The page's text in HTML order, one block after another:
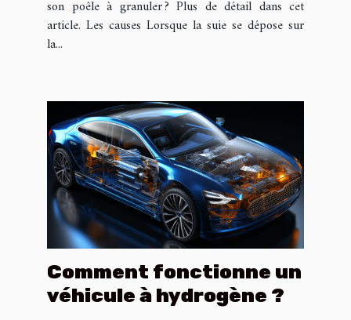
son poêle à granuler ? Plus de détail dans cet
article. Les causes Lorsque la suie se dépose sur
la...
Comment fonctionne un
véhicule à hydrogène ?